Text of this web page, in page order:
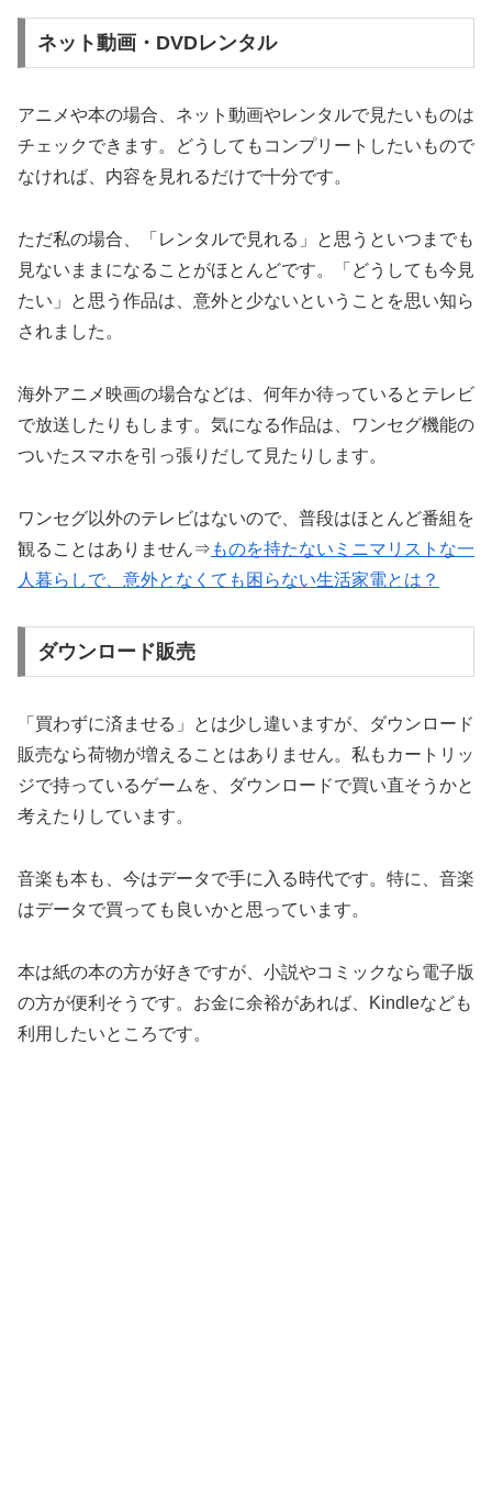
ネット動画・DVDレンタル
アニメや本の場合、ネット動画やレンタルで見たいものは
チェックできます。どうしてもコンプリートしたいもので
なければ、内容を見れるだけで十分です。
ただ私の場合、「レンタルで見れる」と思うといつまでも
見ないままになることがほとんどです。「どうしても今見
たい」と思う作品は、意外と少ないということを思い知ら
されました。
海外アニメ映画の場合などは、何年か待っているとテレビ
で放送したりもします。気になる作品は、ワンセグ機能の
ついたスマホを引っ張りだして見たりします。
ワンセグ以外のテレビはないので、普段はほとんど番組を
観ることはありません⇒ ものを持たないミニマリストな一
人暮らしで、意外となくても困らない生活家電とは？
ダウンロード販売
「買わずに済ませる」とは少し違いますが、ダウンロード
販売なら荷物が増えることはありません。私もカートリッ
ジで持っているゲームを、ダウンロードで買い直そうかと
考えたりしています。
音楽も本も、今はデータで手に入る時代です。特に、音楽
はデータで買っても良いかと思っています。
本は紙の本の方が好きですが、小説やコミックなら電子版
の方が便利そうです。お金に余裕があれば、Kindleなども
利用したいところです。